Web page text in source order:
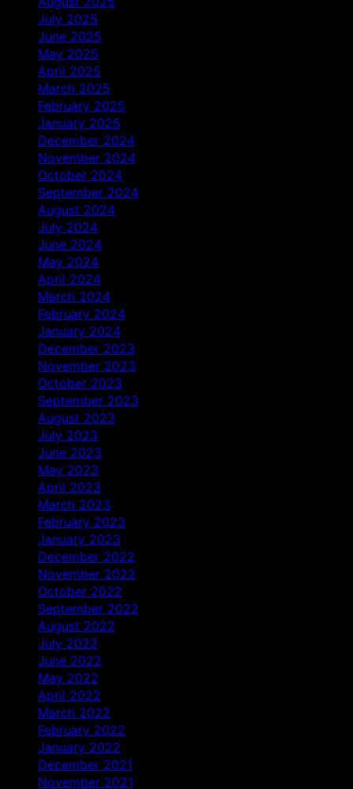
July 2025
June 2025
May 2025
April 2025
March 2025
February 2025
January 2025
December 2024
November 2024
October 2024
September 2024
August 2024
July 2024
June 2024
May 2024
April 2024
March 2024
February 2024
January 2024
December 2023
November 2023
October 2023
September 2023
August 2023
July 2023
June 2023
May 2023
April 2023
March 2023
February 2023
January 2023
December 2022
November 2022
October 2022
September 2022
August 2022
July 2022
June 2022
May 2022
April 2022
March 2022
February 2022
January 2022
December 2021
November 2021